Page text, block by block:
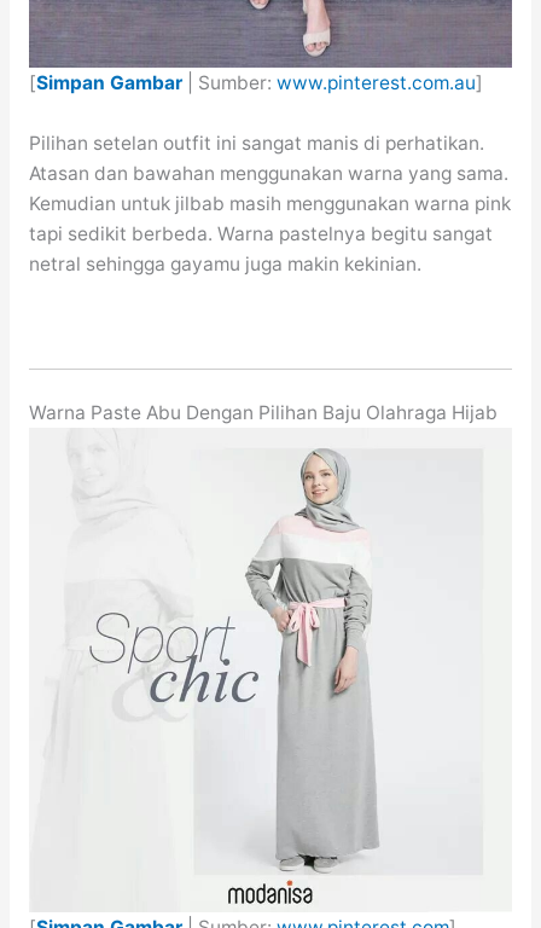
[Simpan Gambar| Sumber: www.pinterest.com.au]
Pilihan setelan outfit ini sangat manis di perhatikan.
Atasan dan bawahan menggunakan warna yang sama.
Kemudian untuk jilbab masih menggunakan warna pink
tapi sedikit berbeda. Warna pastelnya begitu sangat
netral sehingga gayamu juga makin kekinian.
Warna Paste Abu Dengan Pilihan Baju Olahraga Hijab